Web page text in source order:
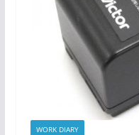
WORK DIARY